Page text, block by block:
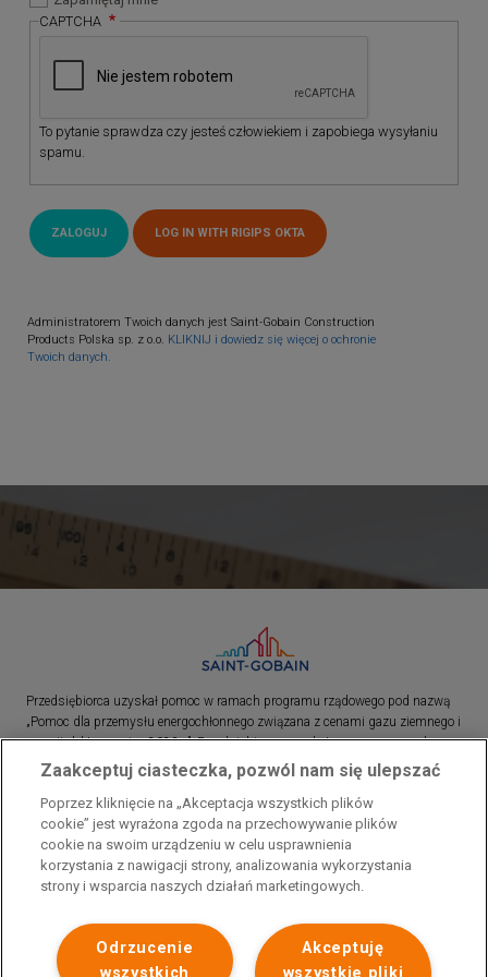
CAPTCHA
To pytanie sprawdza czy jesteś człowiekiem i zapobiega wysyłaniu
spamu.
Administratorem Twoich danych jest Saint-Gobain Construction
Products Polska sp. z o.o. KLIKNIJ i dowiedz się więcej o ochronie
Twoich danych.
Przedsiębiorca uzyskał pomoc w ramach programu rządowego pod nazwą
„Pomoc dla przemysłu energochłonnego związana z cenami gazu ziemnego i
energii elektrycznej w 2023 r.”. Przedsiębiorca uzyskał pomoc w ramach
programu rządowego pod nazwą: „Pomoc dla sektorów energochłonnych
związana z nagłymi wzrostami cen gazu ziemnego i energii elektrycznej w
2022 r.”
Zaakceptuj ciasteczka, pozwól nam się ulepszać
Poprzez kliknięcie na „Akceptacja wszystkich plików
cookie” jest wyrażona zgoda na przechowywanie plików
cookie na swoim urządzeniu w celu usprawnienia
korzystania z nawigacji strony, analizowania wykorzystania
strony i wsparcia naszych działań marketingowych.
Akceptuję
wszystkie pliki
Odrzucenie
wszystkich